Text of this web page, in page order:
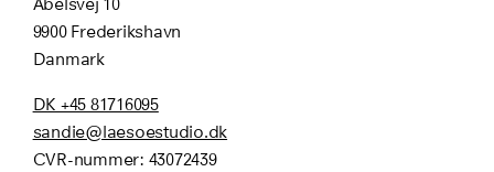
9900 Frederikshavn
Danmark
DK +45 81716095
sandie@laesoestudio.dk
CVR-nummer: 43072439